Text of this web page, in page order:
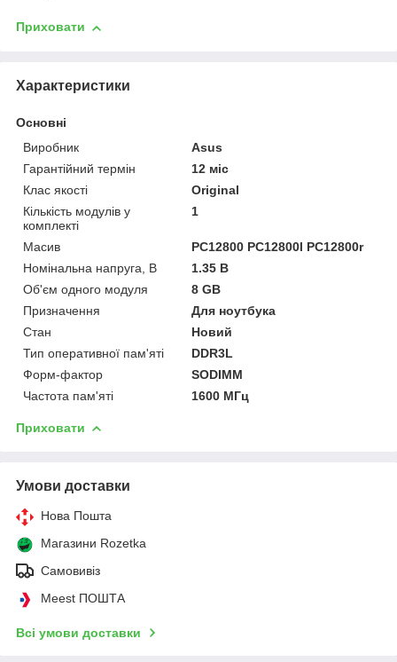
Приховати
Характеристики
Основні
Виробник
Asus
Гарантійний термін
12 міс
Клас якості
Original
Кількість модулів у
комплекті
1
Масив
PC12800 PC12800l PC12800r
Номінальна напруга, В
1.35 В
Об'єм одного модуля
8 GB
Призначення
Для ноутбука
Стан
Новий
Тип оперативної пам'яті
DDR3L
Форм-фактор
SODIMM
Частота пам'яті
1600 МГц
Приховати
Умови доставки
Нова Пошта
Магазини Rozetka
Самовивіз
Meest ПОШТА
Всі умови доставки